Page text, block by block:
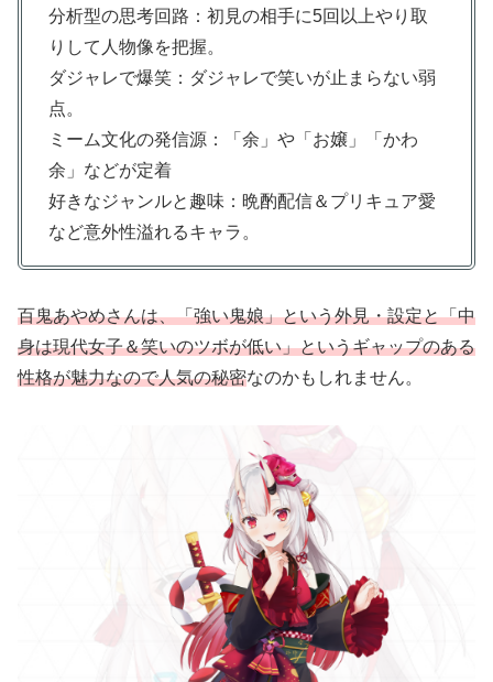
分析型の思考回路：初見の相手に5回以上やり取
りして人物像を把握。
ダジャレで爆笑：ダジャレで笑いが止まらない弱
点。
ミーム文化の発信源：「余」や「お嬢」「かわ
余」などが定着
好きなジャンルと趣味：晩酌配信＆プリキュア愛
など意外性溢れるキャラ。
百鬼あやめさんは、「強い鬼娘」という外見・設定と「中
身は現代女子＆笑いのツボが低い」というギャップのある
性格が魅力なので人気の秘密なのかもしれません。